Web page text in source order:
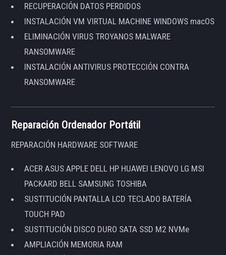
RECUPERACIÓN DATOS PERDIDOS
INSTALACIÓN VM VIRTUAL MACHINE WINDOWS macOS
ELIMINACIÓN VIRUS TROYANOS MALWARE
RANSOMWARE
INSTALACIÓN ANTIVIRUS PROTECCIÓN CONTRA
RANSOMWARE
Reparación Ordenador Portátil
REPARACIÓN HARDWARE SOFTWARE
ACER ASUS APPLE DELL HP HUAWEI LENOVO LG MSI
PACKARD BELL SAMSUNG TOSHIBA
SUSTITUCIÓN PANTALLA LCD TECLADO BATERÍA
TOUCH PAD
SUSTITUCIÓN DISCO DURO SATA SSD M2 NVMe
AMPLIACIÓN MEMORIA RAM